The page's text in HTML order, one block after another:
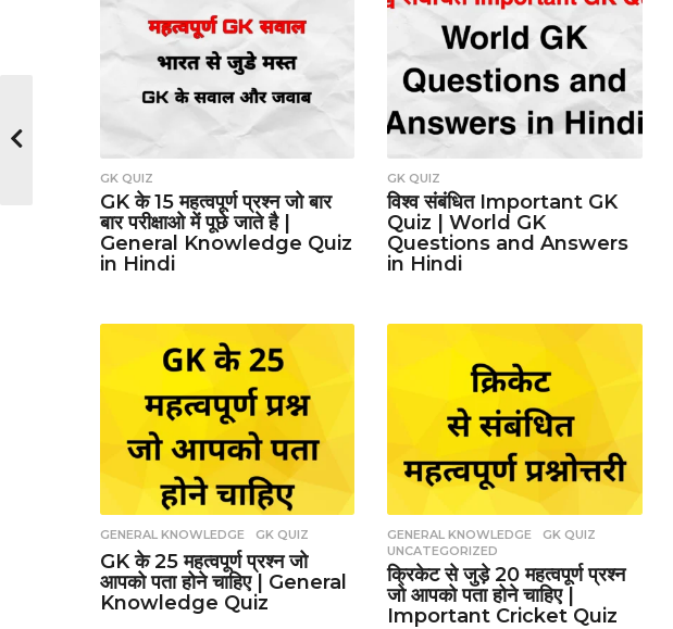
GK QUIZ
GK के 15 महत्वपूर्ण प्रश्न जो बार
बार परीक्षाओ में पूछे जाते है |
General Knowledge Quiz
in Hindi
GK QUIZ
विश्व संबंधित Important GK
Quiz | World GK
Questions and Answers
in Hindi
GENERAL KNOWLEDGE ,GK QUIZ
GK के 25 महत्वपूर्ण प्रश्न जो
आपको पता होने चाहिए | General
Knowledge Quiz
GENERAL KNOWLEDGE ,GK QUIZ
UNCATEGORIZED
क्रिकेट से जुड़े 20 महत्वपूर्ण प्रश्न
जो आपको पता होने चाहिए |
Important Cricket Quiz